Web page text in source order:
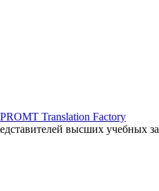
Translation Factory
высших учебных